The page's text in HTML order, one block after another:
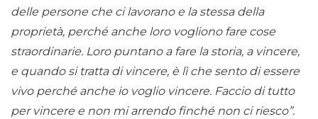
delle persone che ci lavorano e la stessa della
proprietà, perché anche loro vogliono fare cose
straordinarie. Loro puntano a fare la storia, a vincere,
e quando si tratta di vincere, è lì che sento di essere
vivo perché anche io voglio vincere. Faccio di tutto
per vincere e non mi arrendo finché non ci riesco”.